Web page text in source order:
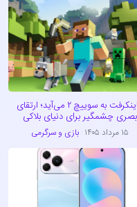
ماینکرفت به سوییچ ۲ می‌آید؛ ارتقای
بصری چشمگیر برای دنیای بلاکی
۱۵ مرداد ۱۴۰۵ بازی و سرگرمی